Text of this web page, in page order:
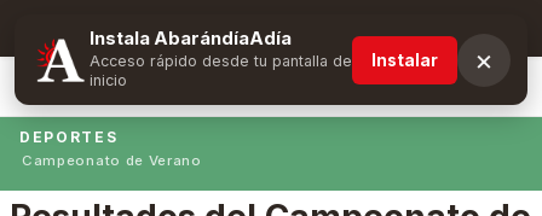
Suscríbete y obtén ventajas exclusivas
DEPORTES
Campeonato de Verano
Instala AbarándíaAdía
Acceso rápido desde tu pantalla de
inicio
Instalar ×